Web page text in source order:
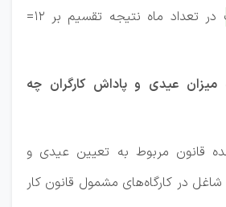
حقوق ماهیانه ضرب در تعداد ماه نتیجه تقسیم بر ۱۲=
میزان عیدی و پاداش کارگران چه
قانون مربوط به تعیین عیدی و
شاغل در کارگاه‌های مشمول قانون کار